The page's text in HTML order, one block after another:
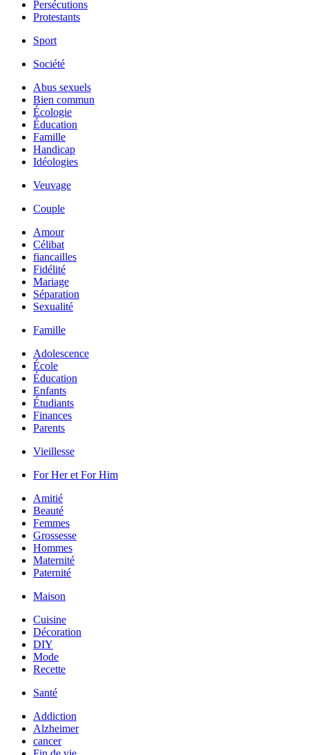
Persécutions
Protestants
Sport
Société
Abus sexuels
Bien commun
Écologie
Éducation
Famille
Handicap
Idéologies
Veuvage
Couple
Amour
Célibat
fiancailles
Fidélité
Mariage
Séparation
Sexualité
Famille
Adolescence
École
Éducation
Enfants
Étudiants
Finances
Parents
Vieillesse
For Her et For Him
Amitié
Beauté
Femmes
Grossesse
Hommes
Maternité
Paternité
Maison
Cuisine
Décoration
DIY
Mode
Recette
Santé
Addiction
Alzheimer
cancer